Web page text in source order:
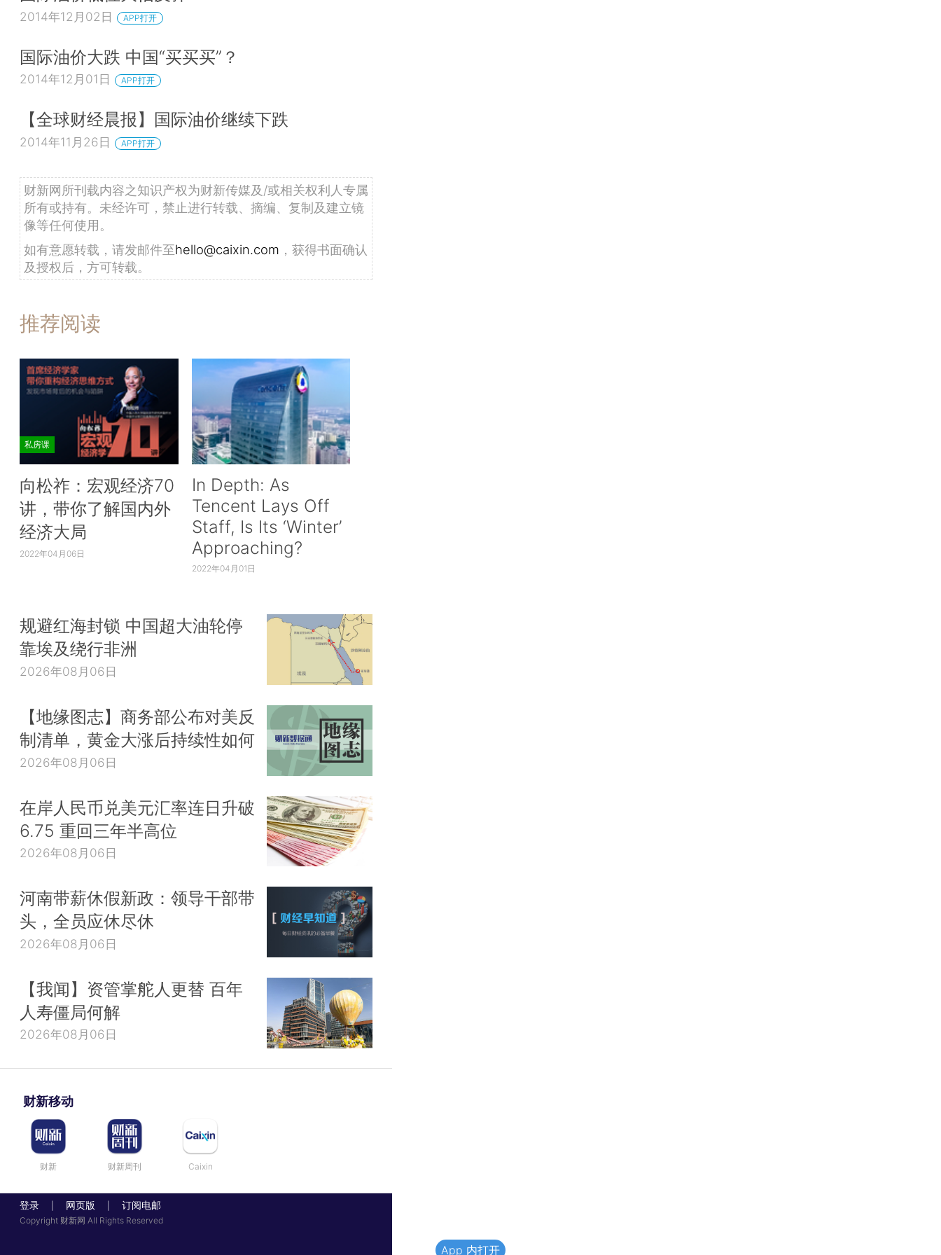
2014年12月02日 APP打开
国际油价大跌 中国“买买买”？
2014年12月01日 APP打开
【全球财经晨报】国际油价继续下跌
2014年11月26日 APP打开
财新网所刊载内容之知识产权为财新传媒及/或相关权利人专属
所有或持有。未经许可，禁止进行转载、摘编、复制及建立镜
像等任何使用。
如有意愿转载，请发邮件至hello@caixin.com ，获得书面确认
及授权后，方可转载。
推荐阅读
私房课
向松祚：宏观经济70
讲，带你了解国内外
经济大局
2022年04月06日
In Depth: As
Tencent Lays Off
Staff, Is Its ‘Winter’
Approaching?
2022年04月01日
规避红海封锁 中国超大油轮停
靠埃及绕行非洲
2026年08月06日
【地缘图志】商务部公布对美反
制清单，黄金大涨后持续性如何
2026年08月06日
在岸人民币兑美元汇率连日升破
6.75 重回三年半高位
2026年08月06日
河南带薪休假新政：领导干部带
头，全员应休尽休
2026年08月06日
【我闻】资管掌舵人更替 百年
人寿僵局何解
2026年08月06日
财新移动
财新 财新周刊 Caixin
登录 网页版 订阅电邮
Copyright 财新网 All Rights Reserved
App 内打开